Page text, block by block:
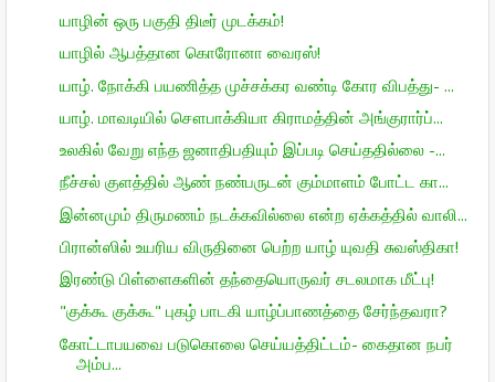
யாழின் ஒரு பகுதி திடீர் முடக்கம்!
யாழில் ஆபத்தான கொரோனா வைரஸ்!
யாழ். நோக்கி பயணித்த முச்சக்கர வண்டி கோர விபத்து- ...
யாழ். மாவடியில் சௌபாக்கியா கிராமத்தின் அங்குரார்ப்...
உலகில் வேறு எந்த ஜனாதிபதியும் இப்படி செய்ததில்லை -...
நீச்சல் குளத்தில் ஆண் நண்பருடன் கும்மாளம் போட்ட கா...
இன்னமும் திருமணம் நடக்கவில்லை என்ற ஏக்கத்தில் வாலி...
பிரான்ஸில் உயரிய விருதினை பெற்ற யாழ் யுவதி சுவஸ்திகா!
இரண்டு பிள்ளைகளின் தந்தையொருவர் சடலமாக மீட்பு!
"குக்கூ குக்கூ" புகழ் பாடகி யாழ்ப்பாணத்தை சேர்ந்தவரா?
கோட்டாபயவை படுகொலை செய்யத்திட்டம்- கைதான நபர்
அம்ப...